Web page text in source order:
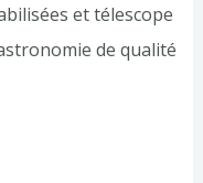
et télescope
de qualité